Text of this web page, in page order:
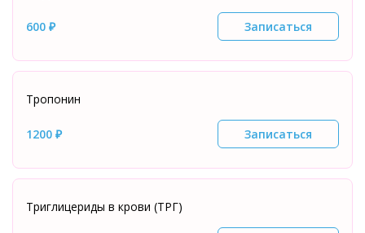
600 ₽ Записаться
Тропонин
1200 ₽ Записаться
Триглицериды в крови (ТРГ)